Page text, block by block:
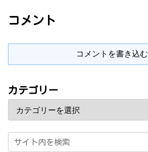
コメント
コメントを書き込む
カテゴリー